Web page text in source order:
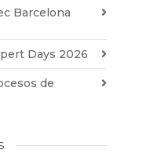
Barcelona
Days 2026
de